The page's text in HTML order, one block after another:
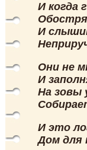
И когда
И
Они не
И
На зовы
И это
Дом для